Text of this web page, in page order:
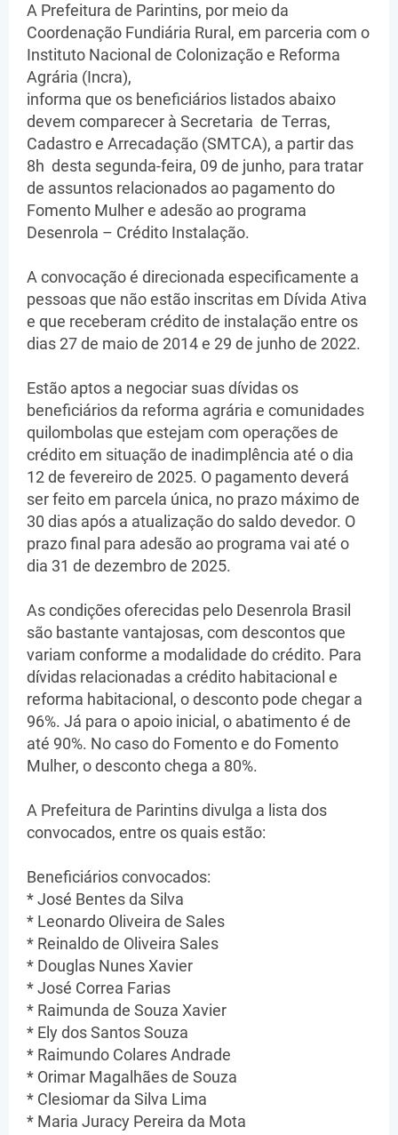
A Prefeitura de Parintins, por meio da
Coordenação Fundiária Rural, em parceria com o
Instituto Nacional de Colonização e Reforma
Agrária (Incra),
informa que os beneficiários listados abaixo
devem comparecer à Secretaria de Terras,
Cadastro e Arrecadação (SMTCA), a partir das
8h desta segunda-feira, 09 de junho, para tratar
de assuntos relacionados ao pagamento do
Fomento Mulher e adesão ao programa
Desenrola – Crédito Instalação.
A convocação é direcionada especificamente a
pessoas que não estão inscritas em Dívida Ativa
e que receberam crédito de instalação entre os
dias 27 de maio de 2014 e 29 de junho de 2022.
Estão aptos a negociar suas dívidas os
beneficiários da reforma agrária e comunidades
quilombolas que estejam com operações de
crédito em situação de inadimplência até o dia
12 de fevereiro de 2025. O pagamento deverá
ser feito em parcela única, no prazo máximo de
30 dias após a atualização do saldo devedor. O
prazo final para adesão ao programa vai até o
dia 31 de dezembro de 2025.
As condições oferecidas pelo Desenrola Brasil
são bastante vantajosas, com descontos que
variam conforme a modalidade do crédito. Para
dívidas relacionadas a crédito habitacional e
reforma habitacional, o desconto pode chegar a
96%. Já para o apoio inicial, o abatimento é de
até 90%. No caso do Fomento e do Fomento
Mulher, o desconto chega a 80%.
A Prefeitura de Parintins divulga a lista dos
convocados, entre os quais estão:
Beneficiários convocados:
* José Bentes da Silva
* Leonardo Oliveira de Sales
* Reinaldo de Oliveira Sales
* Douglas Nunes Xavier
* José Correa Farias
* Raimunda de Souza Xavier
* Ely dos Santos Souza
* Raimundo Colares Andrade
* Orimar Magalhães de Souza
* Clesiomar da Silva Lima
* Maria Juracy Pereira da Mota